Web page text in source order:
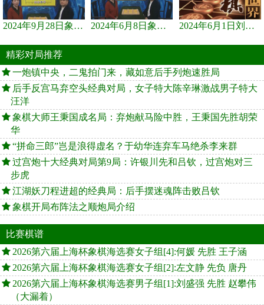
2024年9月28日象棋世界栏目，刘君、蒋川讲解了第九届杨官璘杯象棋... 2024年6月8日象棋世界，刘君、蒋川讲解了第九届杨官璘杯全国象棋... 2024年6月1日刘君、蒋川讲解第三届上海杯象棋大师赛谢靖与李少庚...
精彩对局推荐
一炮镇中央，二鬼拍门来，藏如意后手列炮速胜局
后手反宫马弃空头经典对局，女子特大陈辛琳激战男子特大
汪洋
象棋大师王秉国成名局：弃炮献马险中胜，王秉国先胜胡荣
华
“拼命三郎”岂是浪得虚名？于幼华连弃车马绝杀李来群
过宫炮十大经典对局第9局：许银川先和吕钦，过宫炮对三
步虎
江湖妖刀程进超的经典局：后手摆迷魂阵击败吕钦
象棋开局布阵法之顺炮局介绍
比赛棋谱
2026第六届上海杯象棋海选赛女子组[4]:何媛 先胜 王子涵
2026第六届上海杯象棋海选赛女子组[2]:左文静 先负 唐丹
2026第六届上海杯象棋海选赛男子组[1]:刘盛强 先胜 赵攀伟
（大漏着）